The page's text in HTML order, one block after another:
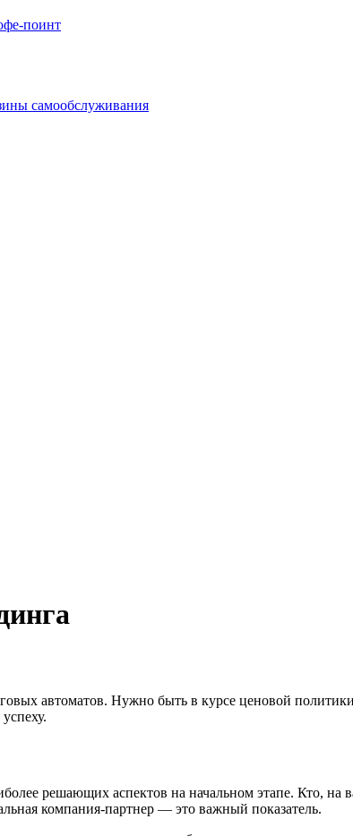
поинт
самообслуживания
автоматов. Нужно быть в курсе ценовой
решающих аспектов на начальном этапе. Кто, на
компания-партнер — это важный показатель.